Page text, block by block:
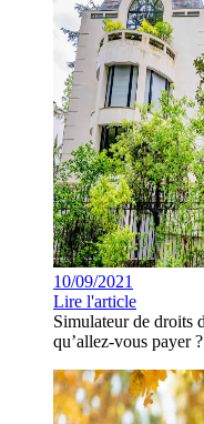
10/09/2021
Lire l'article
Simulateur de droits
qu’allez-vous payer ?